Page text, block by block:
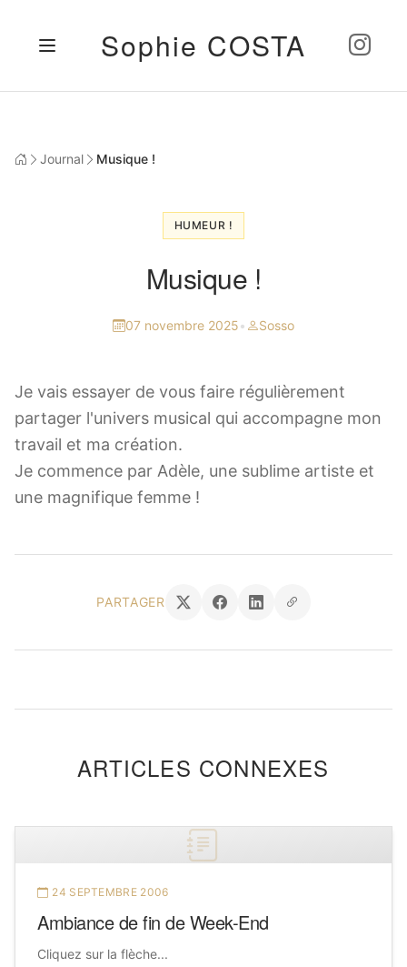
Sophie COSTA
Journal Musique !
HUMEUR !
Musique !
07 novembre 2025• Sosso
Je vais essayer de vous faire régulièrement
partager l'univers musical qui accompagne mon
travail et ma création.
Je commence par Adèle, une sublime artiste et
une magnifique femme !
PARTAGER
ARTICLES CONNEXES
24 SEPTEMBRE 2006
Ambiance de fin de Week-End
Cliquez sur la flèche...